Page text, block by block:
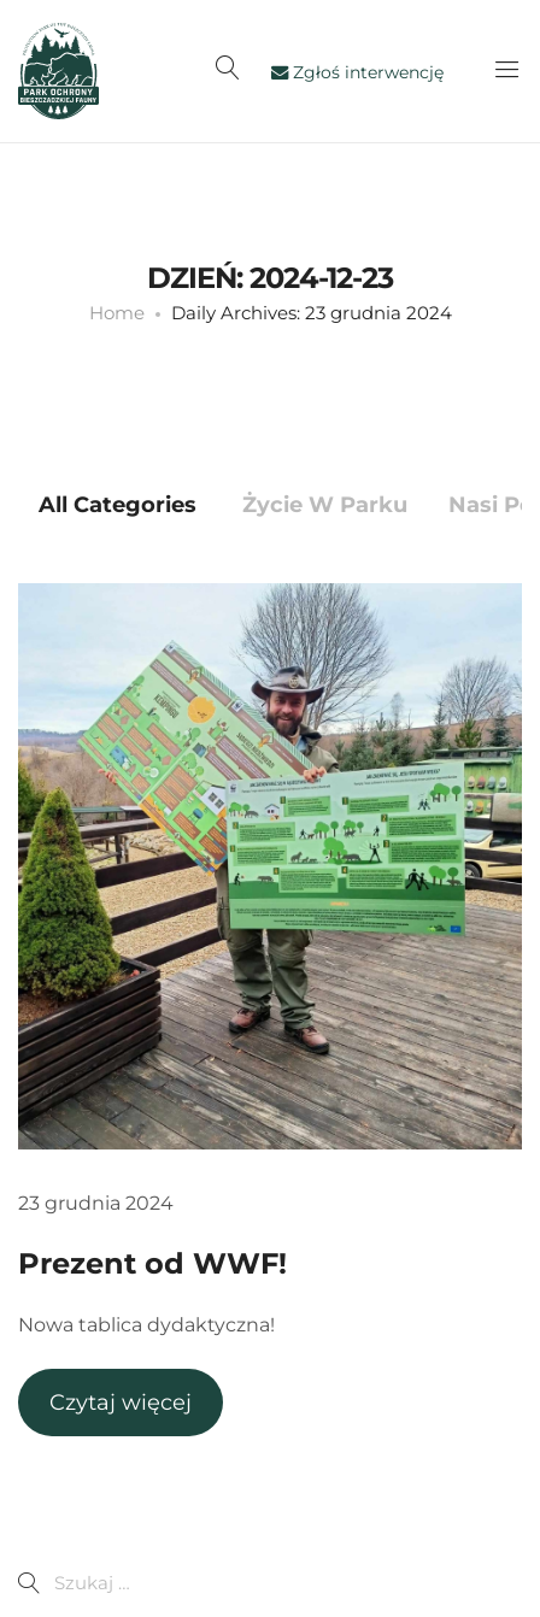
Zgłoś interwencję
DZIEŃ:2024-12-23
Home Daily Archives: 23 grudnia 2024
All Categories Życie W Parku Nasi
23 grudnia 2024
Prezent od WWF!
Nowa tablica dydaktyczna!
Czytaj więcej